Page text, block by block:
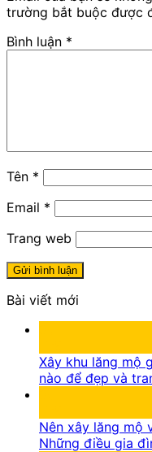
trường bắt buộc được
Bình luận *
Tên *
Email *
Trang web
Bài viết mới
Xây khu lăng mộ
nào để đẹp và
Nên xây lăng mộ
Những điều gia